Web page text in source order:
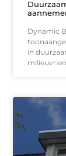
Dynamic
in